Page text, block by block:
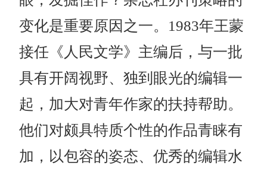
变化是重要原因之一。1983年王蒙
接任《人民文学》主编后，与一批
具有开阔视野、独到眼光的编辑一
起，加大对青年作家的扶持帮助。
他们对颇具特质个性的作品青睐有
加，以包容的姿态、优秀的编辑水